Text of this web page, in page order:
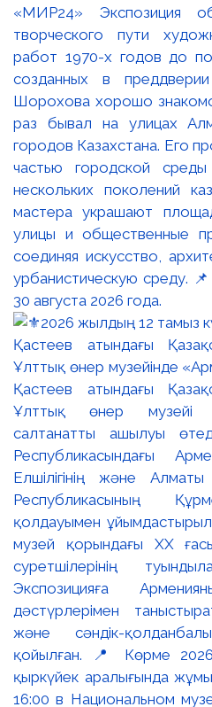
«МИР24» Экспозиция
творческого пути
работ 1970-х годов до
созданных в
Шорохова хорошо
раз бывал на улицах
городов Казахстана. Его
частью городской
нескольких поколений
мастера украшают
улицы и общественные
соединяя искусство,
урбанистическую среду.
30 августа 2026 года.